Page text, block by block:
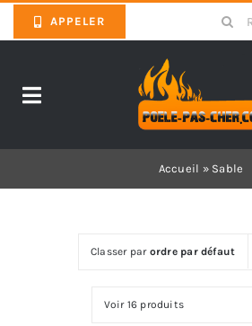
to
APPELER
Search
for:
Toggle
Accueil » Sable
Classer par ordre par défaut
Voir 16 produits